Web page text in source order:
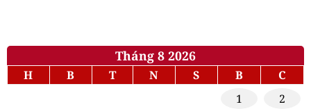
Tháng 8 2026
H B T N S B
C
1
2